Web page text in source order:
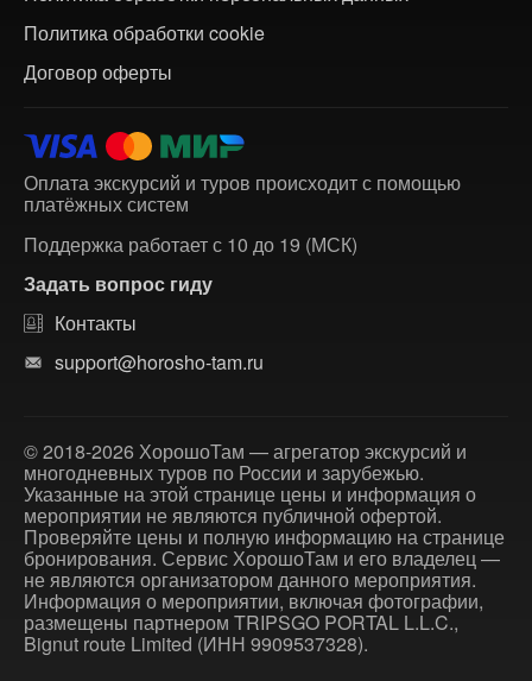
Политика обработки cookie
Договор оферты
Оплата экскурсий и туров происходит с помощью
платёжных систем
Поддержка работает с 10 до 19 (МСК)
Задать вопрос гиду
Контакты
support@horosho-tam.ru
© 2018-2026 ХорошоТам — агрегатор экскурсий и
многодневных туров по России и зарубежью.
Указанные на этой странице цены и информация о
мероприятии не являются публичной офертой.
Проверяйте цены и полную информацию на странице
бронирования. Сервис ХорошоТам и его владелец —
не являются организатором данного мероприятия.
Информация о мероприятии, включая фотографии,
размещены партнером TRIPSGO PORTAL L.L.C.,
Bignut route Limited (ИНН 9909537328).